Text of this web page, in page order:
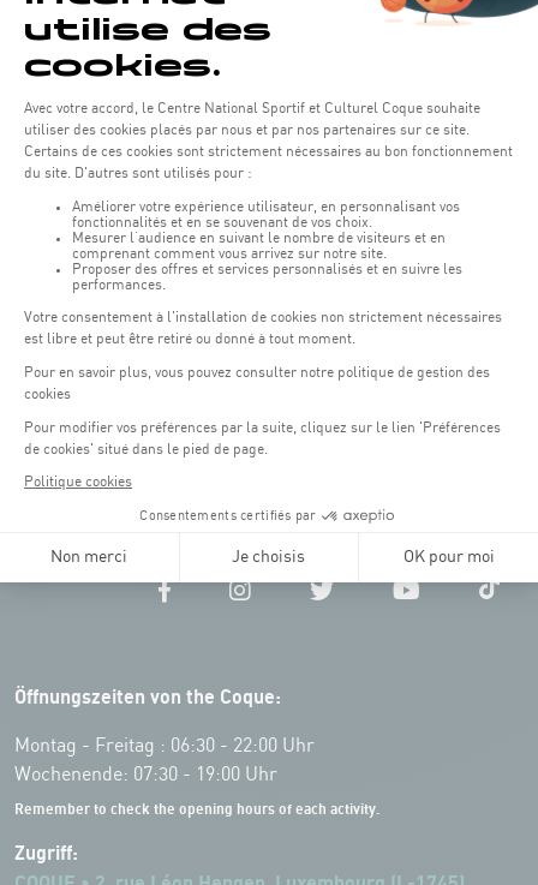
Öffnungszeiten von the Coque:
Montag - Freitag : 06:30 - 22:00 Uhr
Wochenende: 07:30 - 19:00 Uhr
Remember to check the opening hours of each activity.
Zugriff: